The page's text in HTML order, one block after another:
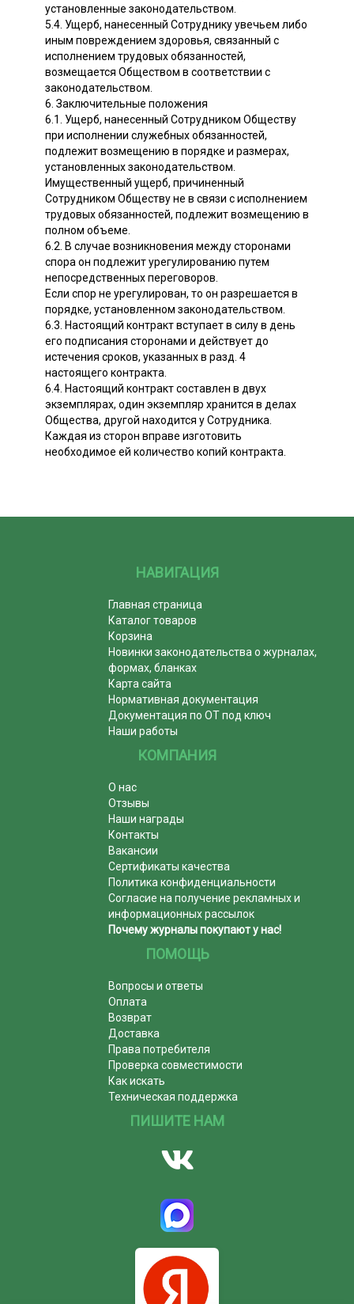
установленные законодательством.
5.4. Ущерб, нанесенный Сотруднику увечьем либо
иным повреждением здоровья, связанный с
исполнением трудовых обязанностей,
возмещается Обществом в соответствии с
законодательством.
6. Заключительные положения
6.1. Ущерб, нанесенный Сотрудником Обществу
при исполнении служебных обязанностей,
подлежит возмещению в порядке и размерах,
установленных законодательством.
Имущественный ущерб, причиненный
Сотрудником Обществу не в связи с исполнением
трудовых обязанностей, подлежит возмещению в
полном объеме.
6.2. В случае возникновения между сторонами
спора он подлежит урегулированию путем
непосредственных переговоров.
Если спор не урегулирован, то он разрешается в
порядке, установленном законодательством.
6.3. Настоящий контракт вступает в силу в день
его подписания сторонами и действует до
истечения сроков, указанных в разд. 4
настоящего контракта.
6.4. Настоящий контракт составлен в двух
экземплярах, один экземпляр хранится в делах
Общества, другой находится у Сотрудника.
Каждая из сторон вправе изготовить
необходимое ей количество копий контракта.
НАВИГАЦИЯ
Главная страница
Каталог товаров
Корзина
Новинки законодательства о журналах,
формах, бланках
Карта сайта
Нормативная документация
Документация по ОТ под ключ
Наши работы
КОМПАНИЯ
О нас
Отзывы
Наши награды
Контакты
Вакансии
Сертификаты качества
Политика конфиденциальности
Согласие на получение рекламных и
информационных рассылок
Почему журналы покупают у нас!
ПОМОЩЬ
Вопросы и ответы
Оплата
Возврат
Доставка
Права потребителя
Проверка совместимости
Как искать
Техническая поддержка
ПИШИТЕ НАМ